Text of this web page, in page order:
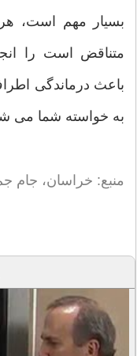
بسیار مهم است،
متناقض است را
باعث درماندگی
به خواسته شما می
منبع: خراسان، جام